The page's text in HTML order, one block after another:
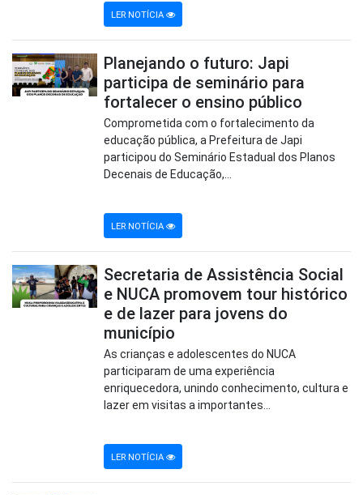
LER NOTÍCIA
Planejando o futuro: Japi
participa de seminário para
fortalecer o ensino público
Comprometida com o fortalecimento da
educação pública, a Prefeitura de Japi
participou do Seminário Estadual dos Planos
Decenais de Educação,...
LER NOTÍCIA
Secretaria de Assistência Social
e NUCA promovem tour histórico
e de lazer para jovens do
município
As crianças e adolescentes do NUCA
participaram de uma experiência
enriquecedora, unindo conhecimento, cultura e
lazer em visitas a importantes...
LER NOTÍCIA